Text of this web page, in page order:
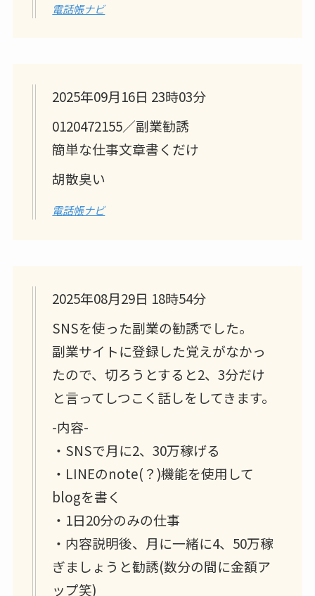
電話帳ナビ
2025年09月16日 23時03分
0120472155／副業勧誘
簡単な仕事文章書くだけ
胡散臭い
電話帳ナビ
2025年08月29日 18時54分
SNSを使った副業の勧誘でした。
副業サイトに登録した覚えがなかっ
たので、切ろうとすると2、3分だけ
と言ってしつこく話しをしてきます。
-内容-
・SNSで月に2、30万稼げる
・LINEのnote(？)機能を使用して
blogを書く
・1日20分のみの仕事
・内容説明後、月に一緒に4、50万稼
ぎましょうと勧誘(数分の間に金額ア
ップ笑)